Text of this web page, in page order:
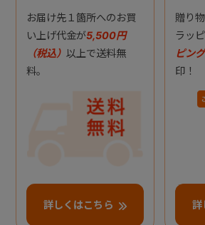
お届け先１箇所へのお買
い上げ代金が5,500円
（税込） 以上で送料無
料。
詳しくはこちら
贈り
ラッピ
ピン
印！
詳